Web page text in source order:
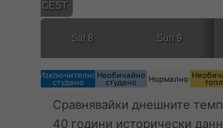
Sat 8 Sun 9
Изключително
студено
Необичайно
студено
Нормално
Сравнявайки днешните
40 години исторически